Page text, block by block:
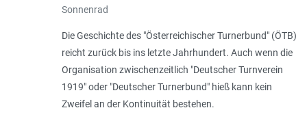
Sonnenrad
Die Geschichte des "Österreichischer Turnerbund" (ÖTB)
reicht zurück bis ins letzte Jahrhundert. Auch wenn die
Organisation zwischenzeitlich "Deutscher Turnverein
1919" oder "Deutscher Turnerbund" hieß kann kein
Zweifel an der Kontinuität bestehen.